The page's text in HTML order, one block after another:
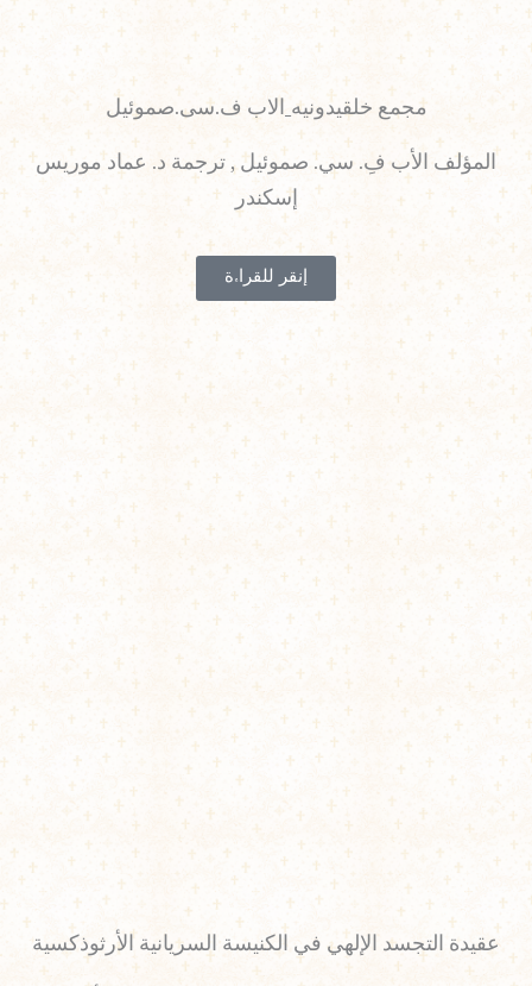
مجمع خلقيدونيه_الاب ف.سى.صموئيل
المؤلف الأب فِ. سي. صموئيل , ترجمة د. عماد موريس
إسكندر
إنقر للقراءة
عقيدة التجسد الإلهي في الكنيسة السريانية الأرثوذكسية